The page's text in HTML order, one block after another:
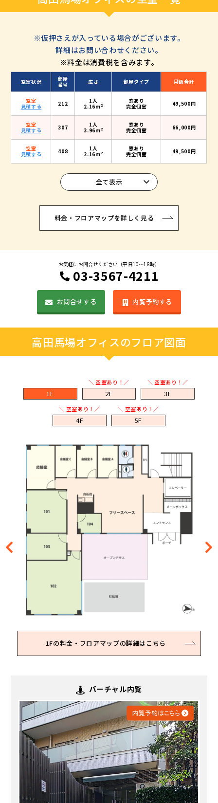
※仮押さえが入っている場合がございます。
詳細はお問い合わせください。
※料金は消費税を含みます。
空室状況
部屋
番号
広さ 部屋タイプ 月額合計
空室
見積する
212
1人
2.16m2
窓あり
完全個室
49,500円
空室
見積する
307
1人
3.96m2
窓あり
完全個室
66,000円
空室
見積する
408
1人
2.16m2
窓あり
完全個室
49,500円
全て表示
料金・フロアマップを詳しく見る
お気軽にお問合せください（平日10〜18時）
03-3567-4211
お問合せする 内覧予約する
高田馬場オフィスのフロア図面
1F
＼ 空室あり！／
2F
＼ 空室あり！／
3F
＼ 空室あり！／
4F
＼ 空室あり！／
5F
1Fの料金・フロアマップの詳細はこちら
2Fの料金・フロアマップの詳細はこちら
3Fの料金・フロアマップの詳細はこちら
4Fの料金・フロアマップの詳細はこちら
5Fの料金・フロアマップの詳細はこちら
バーチャル内覧